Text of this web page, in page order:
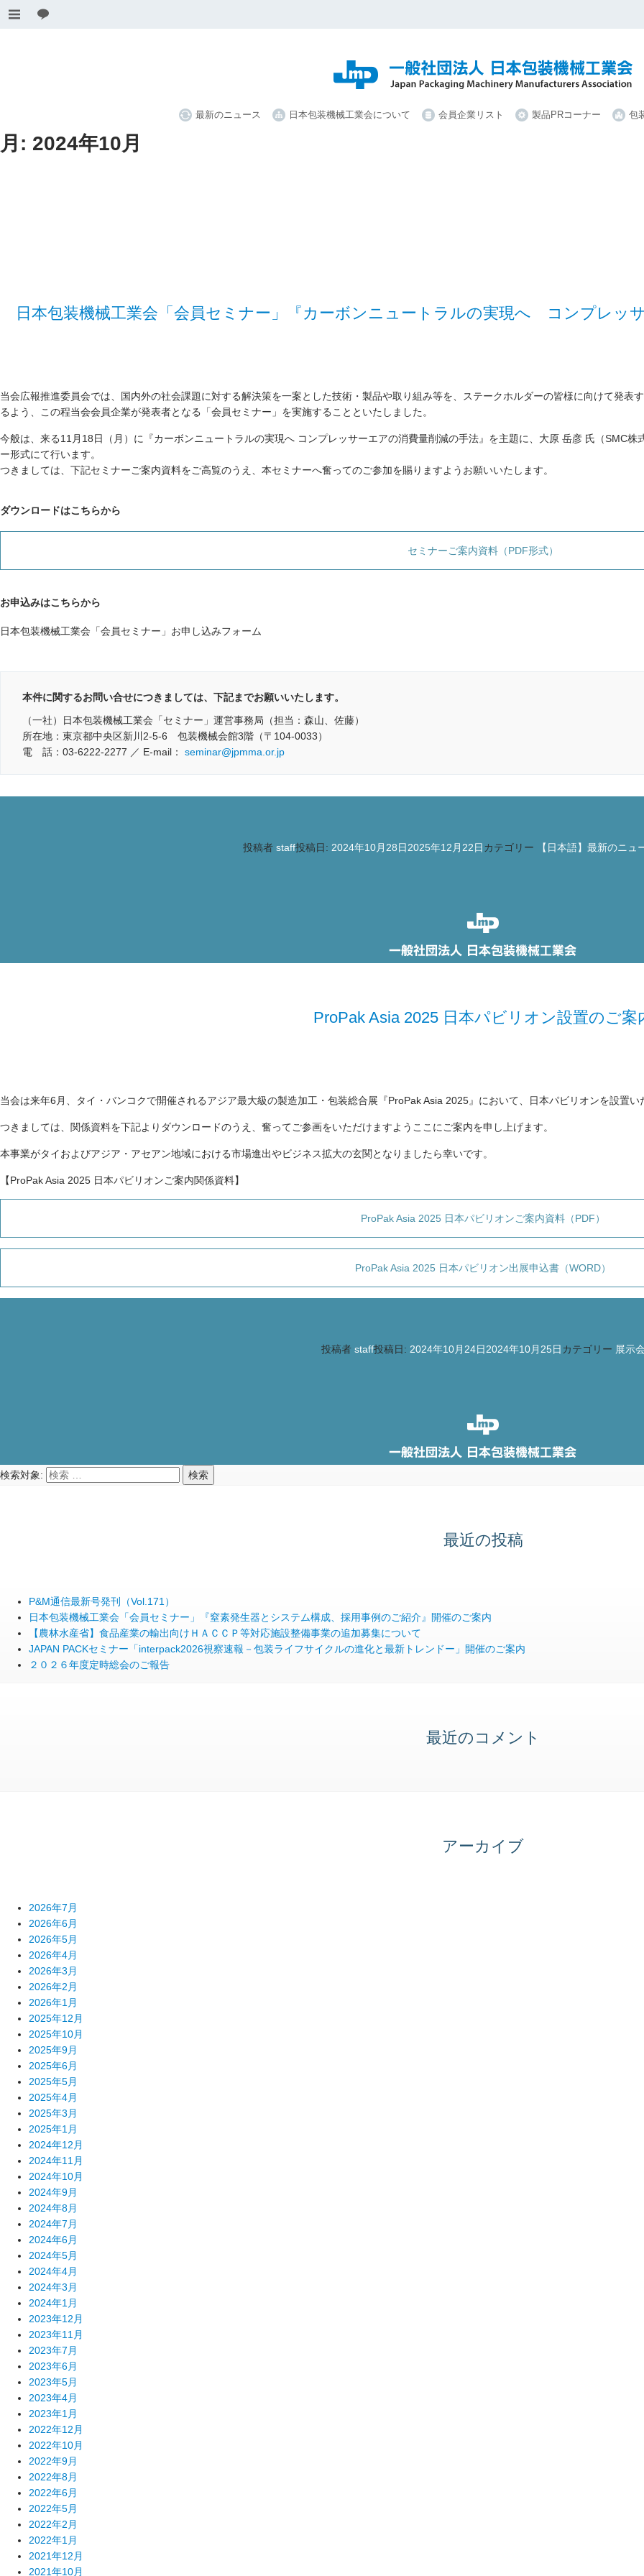
最新のニュース 日本包装機械工業会について 会員企業リスト 製品PRコーナー 包
月: 2024年10月
日本包装機械工業会「会員セミナー」『カーボンニュートラルの実現へ コンプレッ
当会広報推進委員会では、国内外の社会課題に対する解決策を一案とした技術・製品や取り組み等を、ステークホルダーの皆様に向けて発
るよう、この程当会会員企業が発表者となる「会員セミナー」を実施することといたしました。
今般は、来る11月18日（月）に『カーボンニュートラルの実現へ コンプレッサーエアの消費量削減の手法』を主題に、大原 岳彦 氏（SMC
ー形式にて行います。
つきましては、下記セミナーご案内資料をご高覧のうえ、本セミナーへ奮ってのご参加を賜りますようお願いいたします。
ダウンロードはこちらから
セミナーご案内資料（PDF形式）
お申込みはこちらから
日本包装機械工業会「会員セミナー」お申し込みフォーム
本件に関するお問い合せにつきましては、下記までお願いいたします。
（一社）日本包装機械工業会「セミナー」運営事務局（担当：森山、佐藤）
所在地：東京都中央区新川2-5-6 包装機械会館3階（〒104-0033）
電 話：03-6222-2277 ／ E-mail： seminar@jpmma.or.jp
投稿者 staff投稿日: 2024年10月28日2025年12月22日 カテゴリー 【日本語】最新のニュ
ProPak Asia 2025 日本パビリオン設置のご案
当会は来年6月、タイ・バンコクで開催されるアジア最大級の製造加工・包装総合展『ProPak Asia 2025』において、日本パビリオンを設置い
つきましては、関係資料を下記よりダウンロードのうえ、奮ってご参画をいただけますようここにご案内を申し上げます。
本事業がタイおよびアジア・アセアン地域における市場進出やビジネス拡大の玄関となりましたら幸いです。
【ProPak Asia 2025 日本パビリオンご案内関係資料】
ProPak Asia 2025 日本パビリオンご案内資料（PDF）
ProPak Asia 2025 日本パビリオン出展申込書（WORD）
投稿者 staff投稿日: 2024年10月24日2024年10月25日 カテゴリー 展示
検索対象: 検索
最近の投稿
P&M通信最新号発刊（Vol.171）
日本包装機械工業会「会員セミナー」『窒素発生器とシステム構成、採用事例のご紹介』開催のご案内
【農林水産省】食品産業の輸出向けＨＡＣＣＰ等対応施設整備事業の追加募集について
JAPAN PACKセミナー「interpack2026視察速報－包装ライフサイクルの進化と最新トレンドー」開催のご案内
２０２６年度定時総会のご報告
最近のコメント
アーカイブ
2026年7月
2026年6月
2026年5月
2026年4月
2026年3月
2026年2月
2026年1月
2025年12月
2025年10月
2025年9月
2025年6月
2025年5月
2025年4月
2025年3月
2025年1月
2024年12月
2024年11月
2024年10月
2024年9月
2024年8月
2024年7月
2024年6月
2024年5月
2024年4月
2024年3月
2024年1月
2023年12月
2023年11月
2023年7月
2023年6月
2023年5月
2023年4月
2023年1月
2022年12月
2022年10月
2022年9月
2022年8月
2022年6月
2022年5月
2022年2月
2022年1月
2021年12月
2021年10月